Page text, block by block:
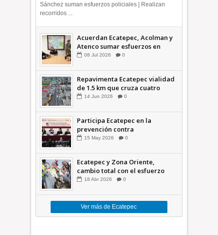
Sánchez suman esfuerzos policiales | Realizan
recorridos ...
Acuerdan Ecatepec, Acolman y
Atenco sumar esfuerzos en
seguridad
08 Jul 2026 0
Repavimenta Ecatepec vialidad
de 1.5 km que cruza cuatro
comunidades +Video
14 Jun 2026 0
Participa Ecatepec en la
prevención contra
inundaciones en el Valle de
15 May 2026 0
Ecatepec y Zona Oriente,
cambio total con el esfuerzo
conjunto: Azucena; retiran 21
18 Abr 2026 0
Ver más de Ecatepec